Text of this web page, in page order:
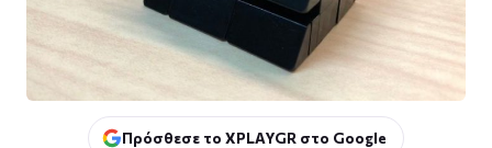
Πρόσθεσε το XPLAYGR στο Google